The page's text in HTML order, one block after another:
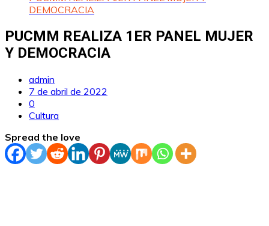
DEMOCRACIA
PUCMM REALIZA 1ER PANEL MUJER
Y DEMOCRACIA
admin
7 de abril de 2022
0
Cultura
Spread the love